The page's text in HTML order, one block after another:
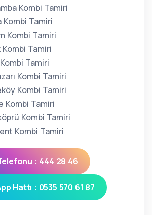
Kombi Tamiri
Kombi Tamiri
Kombi Tamiri
Kombi Tamiri
Tamiri
Kombi Tamiri
Kombi Tamiri
Kombi Tamiri
Kombi Tamiri
Kombi Tamiri
: 444 28 46
Hattı : 0535 570 61 87